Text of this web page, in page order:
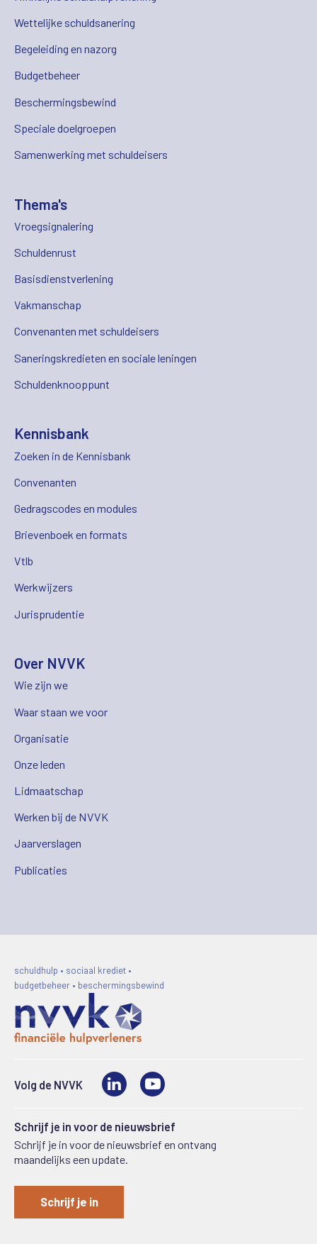
Wettelijke schuldsanering
Begeleiding en nazorg
Budgetbeheer
Beschermingsbewind
Speciale doelgroepen
Samenwerking met schuldeisers
Thema's
Vroegsignalering
Schuldenrust
Basisdienstverlening
Vakmanschap
Convenanten met schuldeisers
Saneringskredieten en sociale leningen
Schuldenknooppunt
Kennisbank
Zoeken in de Kennisbank
Convenanten
Gedragscodes en modules
Brievenboek en formats
Vtlb
Werkwijzers
Jurisprudentie
Over NVVK
Wie zijn we
Waar staan we voor
Organisatie
Onze leden
Lidmaatschap
Werken bij de NVVK
Jaarverslagen
Publicaties
schuldhulp • sociaal krediet •
budgetbeheer • beschermingsbewind
Volg de NVVK LinkedIn
Schrijf je in voor de nieuwsbrief
Schrijf je in voor de nieuwsbrief en ontvang
maandelijks een update.
Schrijf je in